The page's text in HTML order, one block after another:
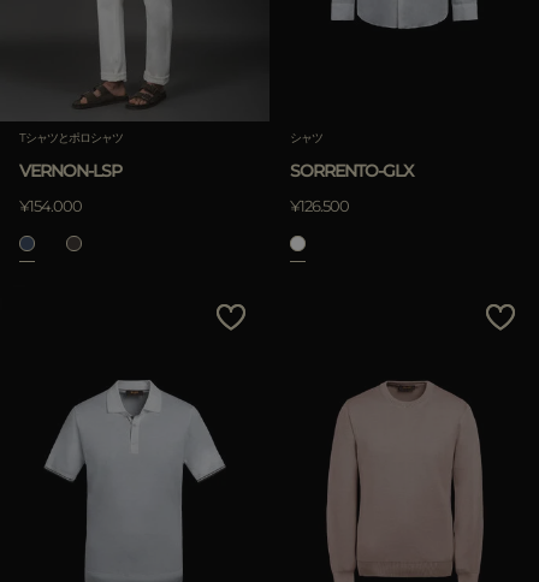
Tシャツとポロシャツ
VERNON-LSP
¥154.000
シャツ
SORRENTO-GLX
¥126.500